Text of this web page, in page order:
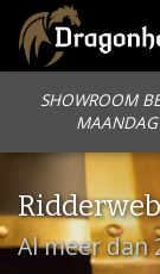
SHOWROOM
Al meer dan